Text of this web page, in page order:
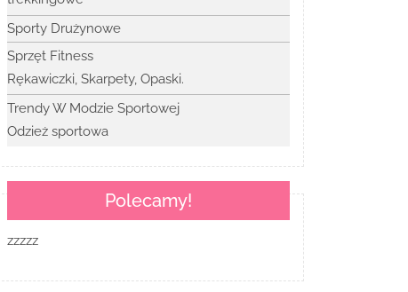
Sporty Drużynowe
Sprzęt Fitness
Rękawiczki, Skarpety, Opaski.
Trendy W Modzie Sportowej
Odzież sportowa
Polecamy!
zzzzz